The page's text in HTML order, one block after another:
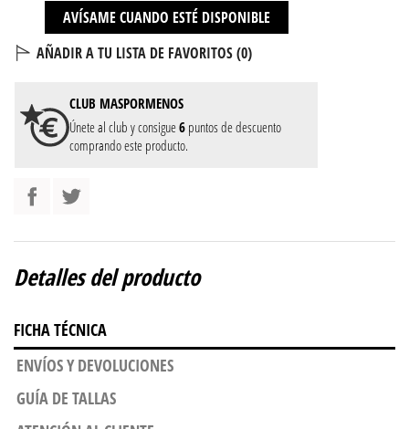
AVÍSAME CUANDO ESTÉ DISPONIBLE
AÑADIR A TU LISTA DE FAVORITOS (0)
CLUB MASPORMENOS
Únete al club y consigue6 puntos de descuento
comprando este producto.
Detalles del producto
FICHA TÉCNICA
ENVÍOS Y DEVOLUCIONES
GUÍA DE TALLAS